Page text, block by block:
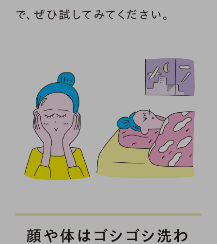
で、ぜひ試してみてください。
顔や体はゴシゴシ洗わ